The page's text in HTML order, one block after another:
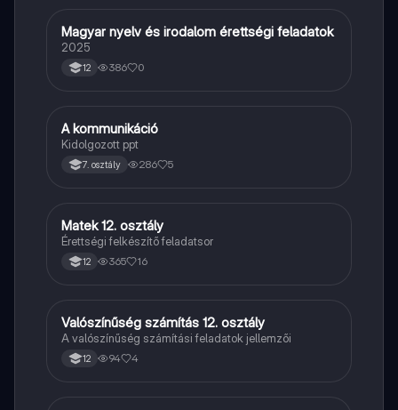
Magyar
Magyar nyelv és irodalom érettségi feladatok
2025
12 386 0
Magyar
A kommunikáció
Kidolgozott ppt
7. osztály 286 5
Matek
Matek 12. osztály
Érettségi felkészítő feladatsor
12 365 16
Matek
Valószínűség számítás 12. osztály
A valószínűség számítási feladatok jellemzői
12 94 4